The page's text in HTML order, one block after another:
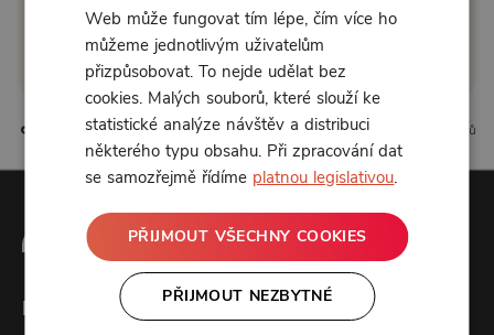
Zřídit předplatné
Koupit příspěvek
4 líbí 0 komentářů
Forendors
Web může fungovat tím lépe, čím více ho
můžeme jednotlivým uživatelům
přizpůsobovat. To nejde udělat bez
cookies. Malých souborů, které slouží ke
statistické analýze návštěv a distribuci
některého typu obsahu. Při zpracování dat
se samozřejmě řídíme platnou legislativou.
PŘIJMOUT VŠECHNY COOKIES
PŘIJMOUT NEZBYTNÉ